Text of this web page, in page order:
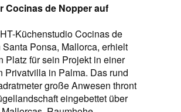
Cocinas de Nopper auf
Küchenstudio Cocinas de
Santa Ponsa, Mallorca, erhielt
Platz für sein Projekt in einer
Privatvilla in Palma. Das rund
große Anwesen thront
eingebettet über